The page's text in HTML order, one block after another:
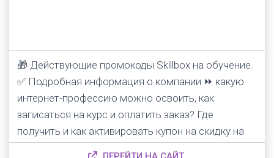
🎁 Действующие промокоды Skillbox на обучение.
✅ Подробная информация о компании ⏩ какую
интернет-профессию можно освоить, как
записаться на курс и оплатить заказ? Где
получить и как активировать купон на скидку на